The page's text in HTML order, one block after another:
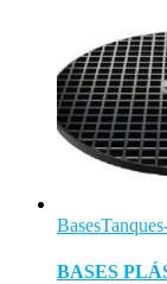
Bases
BASES